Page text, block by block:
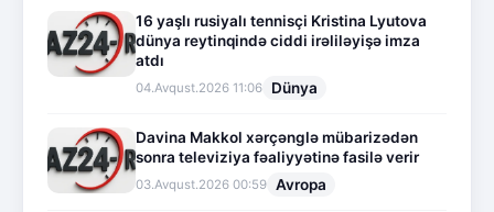
16 yaşlı rusiyalı tennisçi Kristina Lyutova
dünya reytinqində ciddi irəliləyişə imza
atdı
04.Avqust.2026 11:06 Dünya
Davina Makkol xərçənglə mübarizədən
sonra televiziya fəaliyyətinə fasilə verir
03.Avqust.2026 00:59 Avropa